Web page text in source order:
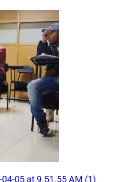
05 at 9.51.55 AM (1)